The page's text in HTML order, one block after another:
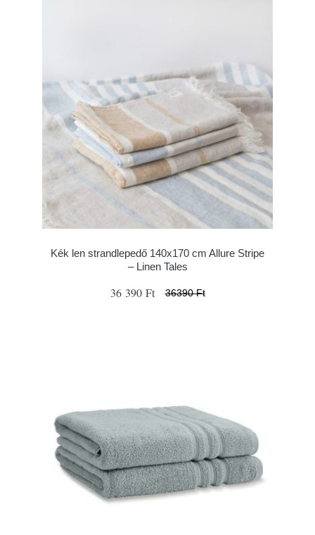
Kék len strandlepedő 140x170 cm Allure Stripe
– Linen Tales
36 390 Ft 36390 Ft